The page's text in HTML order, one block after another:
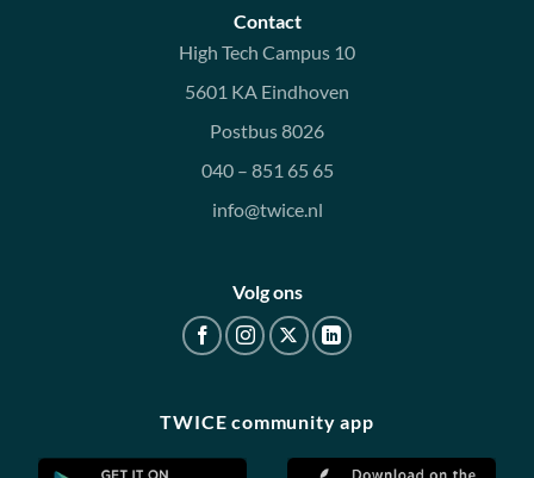
Contact
High Tech Campus 10
5601 KA Eindhoven
Postbus 8026
040 – 851 65 65
info@twice.nl
Volg ons
TWICE community app